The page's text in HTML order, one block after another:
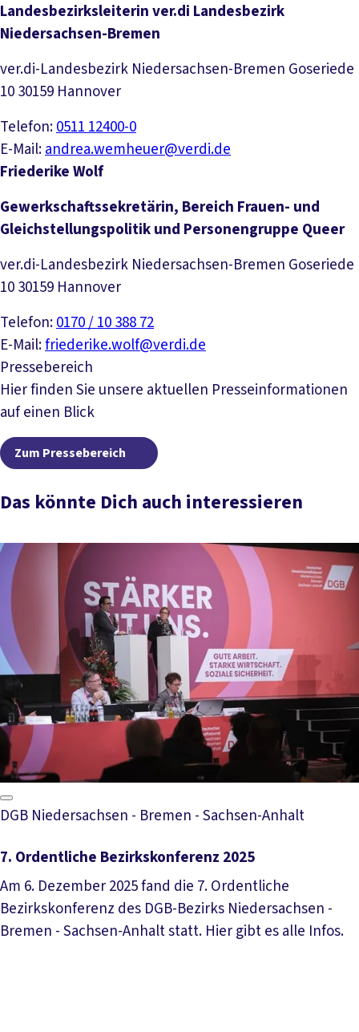
Landesbezirksleiterin ver.di Landesbezirk
Niedersachsen-Bremen
ver.di-Landesbezirk Niedersachsen-Bremen Goseriede
10 30159 Hannover
Telefon:0511 12400-0
E-Mail:andrea.wemheuer@verdi.de
Friederike Wolf
Gewerkschaftssekretärin, Bereich Frauen- und
Gleichstellungspolitik und Personengruppe Queer
ver.di-Landesbezirk Niedersachsen-Bremen Goseriede
10 30159 Hannover
Telefon:0170 / 10 388 72
E-Mail:friederike.wolf@verdi.de
Pressebereich
Hier finden Sie unsere aktuellen Presseinformationen
auf einen Blick
Zum Pressebereich Zum Pressebereich
Das könnte Dich auch interessieren
DGB Niedersachsen - Bremen - Sachsen-Anhalt
7. Ordentliche Bezirkskonferenz 2025
Am 6. Dezember 2025 fand die 7. Ordentliche
Bezirkskonferenz des DGB-Bezirks Niedersachsen -
Bremen - Sachsen-Anhalt statt. Hier gibt es alle Infos.